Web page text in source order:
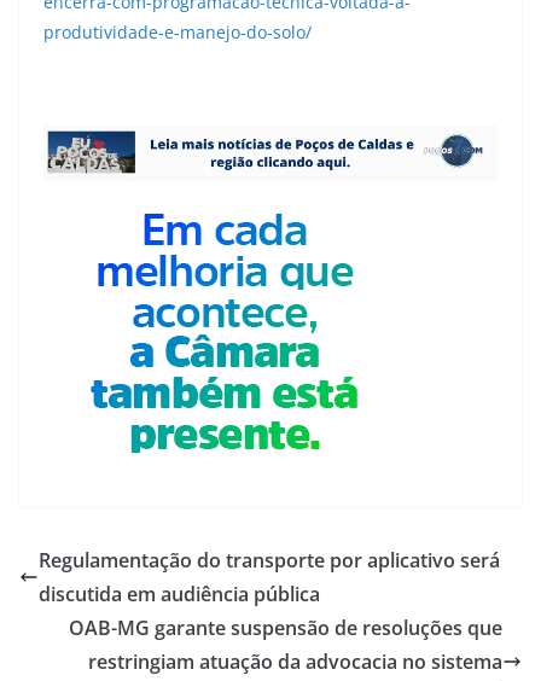
produtividade-e-manejo-do-solo/
Regulamentação do transporte por aplicativo será
discutida em audiência pública
OAB-MG garante suspensão de resoluções que
restringiam atuação da advocacia no sistema